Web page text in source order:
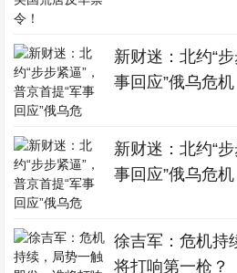
新财迷：北约“
事回应”俄乌危
新财迷：北约“
事回应”俄乌危
徐吉军：危机持
将打响第一枪？